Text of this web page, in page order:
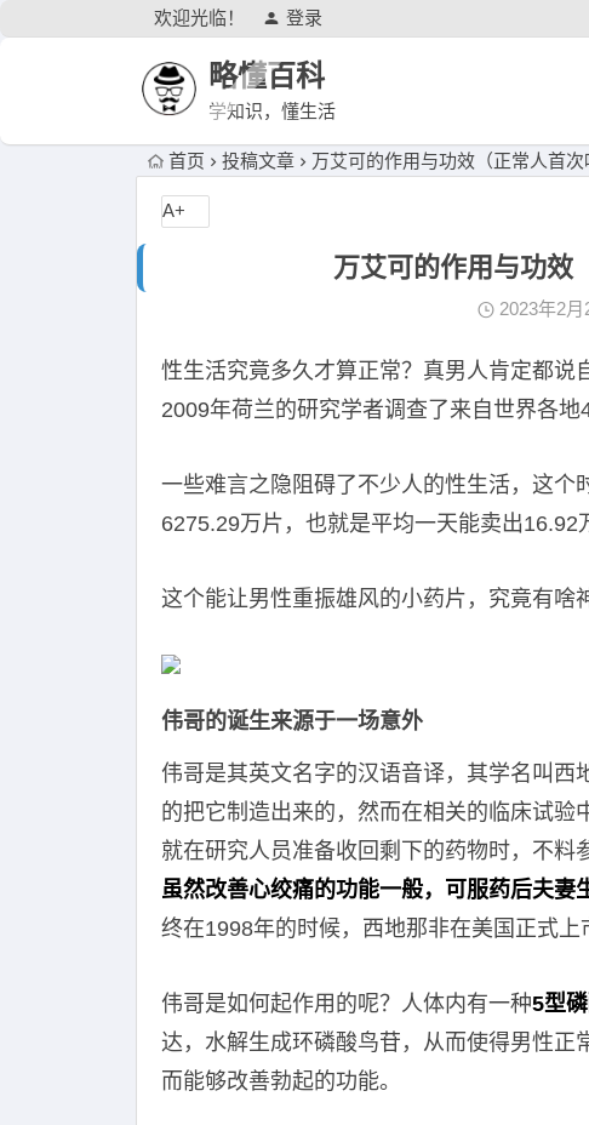
欢迎光临！ 登录
略懂百科
学知识，懂生活
首页 投稿文章 万艾可的作用与功效（正常人首次
万艾可的作用与功效
2023年2月
性生活究竟多久才算正常？真男人肯定都说
2009年荷兰的研究学者调查了来自世界各
一些难言之隐阻碍了不少人的性生活，这个
6275.29万片，也就是平均一天能卖出16.92
这个能让男性重振雄风的小药片，究竟有啥
伟哥的诞生来源于一场意外
伟哥是其英文名字的汉语音译，其学名叫西
的把它制造出来的，然而在相关的临床试验
就在研究人员准备收回剩下的药物时，不料
虽然改善心绞痛的功能一般，可服药后夫妻
终在1998年的时候，西地那非在美国正式上
伟哥是如何起作用的呢？人体内有一种5型
达，水解生成环磷酸鸟苷，从而使得男性
而能够改善勃起的功能。
A+